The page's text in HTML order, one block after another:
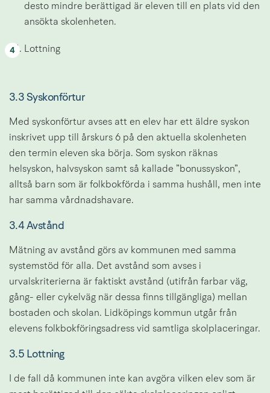
desto mindre berättigad är eleven till en plats vid den
ansökta skolenheten.
Lottning
3.3 Syskonförtur
Med syskonförtur avses att en elev har ett äldre syskon
inskrivet upp till årskurs 6 på den aktuella skolenheten
den termin eleven ska börja. Som syskon räknas
helsyskon, halvsyskon samt så kallade ”bonussyskon”,
alltså barn som är folkbokförda i samma hushåll, men inte
har samma vårdnadshavare.
3.4 Avstånd
Mätning av avstånd görs av kommunen med samma
systemstöd för alla. Det avstånd som avses i
urvalskriterierna är faktiskt avstånd (utifrån farbar väg,
gång- eller cykelväg när dessa finns tillgängliga) mellan
bostaden och skolan. Lidköpings kommun utgår från
elevens folkbokföringsadress vid samtliga skolplaceringar.
3.5 Lottning
I de fall då kommunen inte kan avgöra vilken elev som är